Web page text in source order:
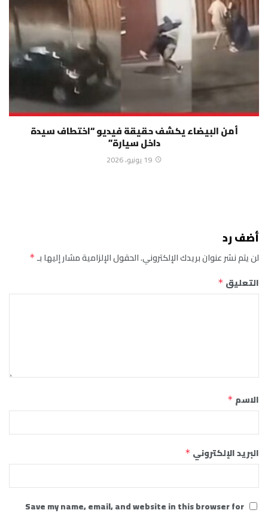
أمن البيضاء يكشف حقيقة فيديو “اختطاف سيدة
داخل سيارة”
19 يونيو، 2026
أضف رد
لن يتم نشر عنوان بريدك الإلكتروني.الحقول الإلزامية مشار إليها بـ*
التعليق *
الاسم *
البريد الإلكتروني *
Save my name, email, and website in this browser for